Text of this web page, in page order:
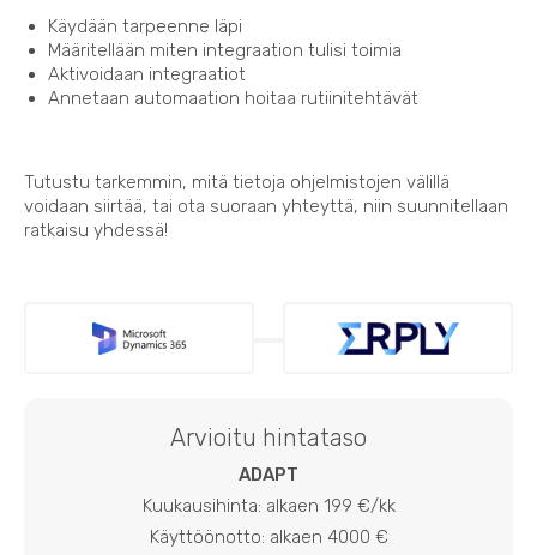
Käydään tarpeenne läpi
Määritellään miten integraation tulisi toimia
Aktivoidaan integraatiot
Annetaan automaation hoitaa rutiinitehtävät
Tutustu tarkemmin, mitä tietoja ohjelmistojen välillä
voidaan siirtää, tai ota suoraan yhteyttä, niin suunnitellaan
ratkaisu yhdessä!
Arvioitu hintataso
ADAPT
Kuukausihinta: alkaen 199 €/kk
Käyttöönotto: alkaen 4000 €